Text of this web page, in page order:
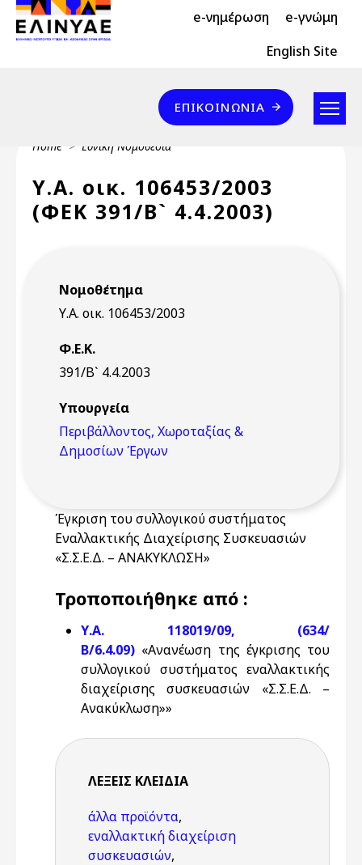
Skip to main content
Header Top 2 e-νημέρωση e-γνώμη
Header Top English Site
Επικοινωνία
ΕΠΙΚΟΙΝΩΝΊΑ
Breadcrumb
Home Εθνική Νομοθεσία
Υ.Α. οικ. 106453/2003
(ΦΕΚ 391/Β` 4.4.2003)
Νομοθέτημα
Υ.Α. οικ. 106453/2003
Φ.Ε.Κ.
391/Β` 4.4.2003
Υπουργεία
Περιβάλλοντος, Χωροταξίας &
Δημοσίων Έργων
Έγκριση του συλλογικού συστήματος
Εναλλακτικής Διαχείρισης Συσκευασιών
«Σ.Σ.Ε.Δ. – ΑΝΑΚΥΚΛΩΣΗ»
Τροποποιήθηκε από :
Υ.Α. 118019/09, (634/
Β/6.4.09) «Ανανέωση της έγκρισης του
συλλογικού συστήματος εναλλακτικής
διαχείρισης συσκευασιών «Σ.Σ.Ε.Δ. –
Ανακύκλωση»»
ΛΈΞΕΙΣ KΛΕΙΔΙΆ
άλλα προϊόντα,
εναλλακτική διαχείριση
συσκευασιών,